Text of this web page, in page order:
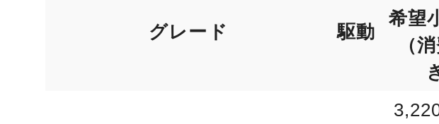
グレード 駆動
希望
（